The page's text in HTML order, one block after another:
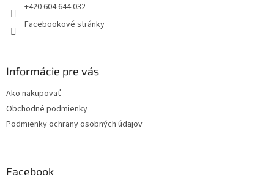
+420 604 644 032
Facebookové stránky
Informácie pre vás
Ako nakupovať
Obchodné podmienky
Podmienky ochrany osobných údajov
Facebook